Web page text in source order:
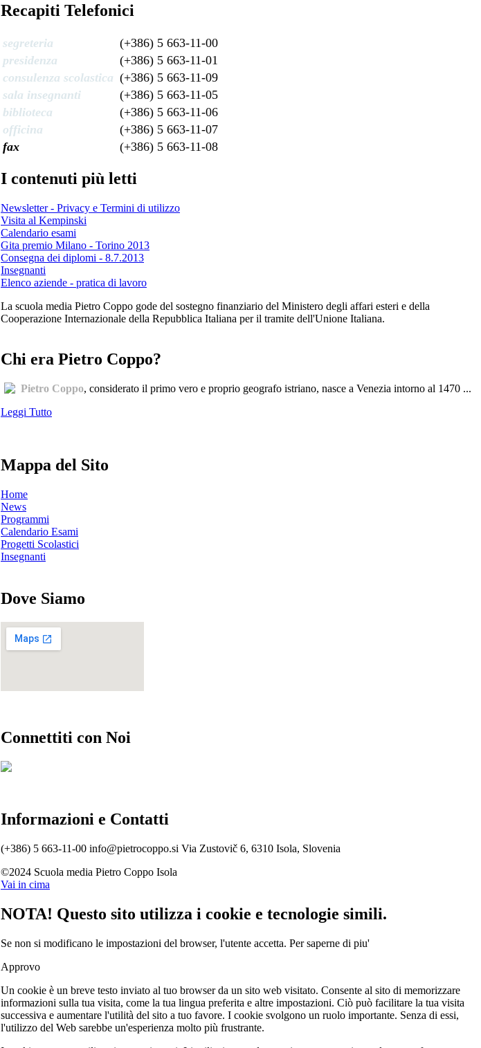
Recapiti Telefonici
segreteria
(+386) 5 663-11-00
presidenza
(+386) 5 663-11-01
consulenza scolastica (+386) 5 663-11-09
sala insegnanti
(+386) 5 663-11-05
biblioteca
(+386) 5 663-11-06
officina
(+386) 5 663-11-07
fax
(+386) 5 663-11-08
I contenuti più letti
Newsletter - Privacy e Termini di utilizzo
Visita al Kempinski
Calendario esami
Gita premio Milano - Torino 2013
Consegna dei diplomi - 8.7.2013
Insegnanti
Elenco aziende - pratica di lavoro
La scuola media Pietro Coppo gode del sostegno finanziario del Ministero degli affari esteri e della
Cooperazione Internazionale della Repubblica Italiana per il tramite dell'Unione Italiana.
Chi era Pietro Coppo?
Pietro Coppo, considerato il primo vero e proprio geografo istriano, nasce a Venezia intorno al 1470 ...
Leggi Tutto
Mappa del Sito
Home
News
Programmi
Calendario Esami
Progetti Scolastici
Insegnanti
Dove Siamo
Connettiti con Noi
Informazioni e Contatti
(+386) 5 663-11-00 info@pietrocoppo.si Via Zustovič 6, 6310 Isola, Slovenia
©2024 Scuola media Pietro Coppo Isola
Vai in cima
NOTA! Questo sito utilizza i cookie e tecnologie simili.
Se non si modificano le impostazioni del browser, l'utente accetta. Per saperne di piu'
Approvo
Un cookie è un breve testo inviato al tuo browser da un sito web visitato. Consente al sito di memorizzare
informazioni sulla tua visita, come la tua lingua preferita e altre impostazioni. Ciò può facilitare la tua visita
successiva e aumentare l'utilità del sito a tuo favore. I cookie svolgono un ruolo importante. Senza di essi,
l'utilizzo del Web sarebbe un'esperienza molto più frustrante.